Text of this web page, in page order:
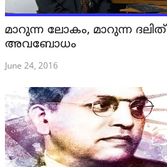
മാറുന്ന ലോകം, മാറുന്ന ദലിത്
അവബോധം
June 24, 2016